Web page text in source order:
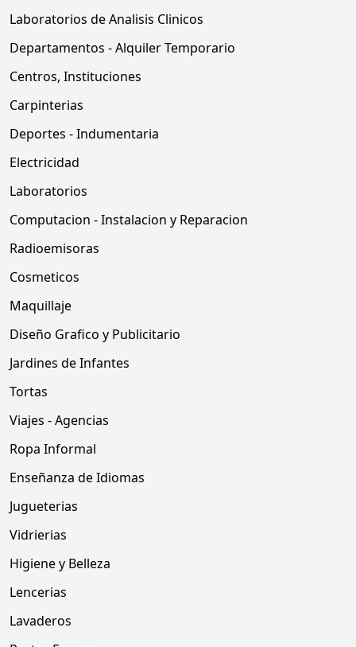
Laboratorios de Analisis Clinicos
Departamentos - Alquiler Temporario
Centros, Instituciones
Carpinterias
Deportes - Indumentaria
Electricidad
Laboratorios
Computacion - Instalacion y Reparacion
Radioemisoras
Cosmeticos
Maquillaje
Diseño Grafico y Publicitario
Jardines de Infantes
Tortas
Viajes - Agencias
Ropa Informal
Enseñanza de Idiomas
Jugueterias
Vidrierias
Higiene y Belleza
Lencerias
Lavaderos